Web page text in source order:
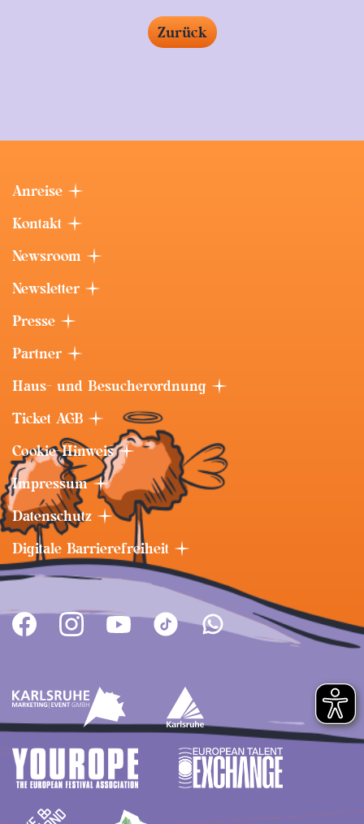
Zurück
Anreise
Kontakt
Newsroom
Newsletter
Presse
Partner
Haus- und Besucherordnung
Ticket AGB
Cookie-Hinweis
Impressum
Datenschutz
Digitale Barrierefreiheit